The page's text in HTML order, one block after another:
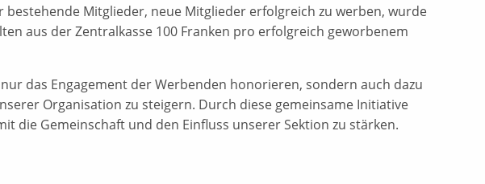
Mitglieder, neue Mitglieder erfolgreich zu werben, wurde
aus der Zentralkasse 100 Franken pro erfolgreich geworbenem
das Engagement der Werbenden honorieren, sondern auch dazu
Organisation zu steigern. Durch diese gemeinsame Initiative
die Gemeinschaft und den Einfluss unserer Sektion zu stärken.